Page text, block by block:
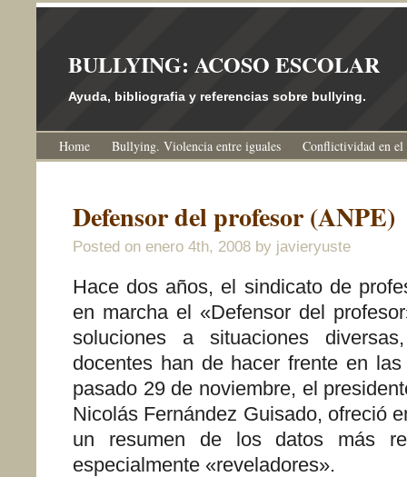
BULLYING: ACOSO ESCOLAR
Ayuda, bibliografia y referencias sobre bullying.
Home Bullying. Violencia entre iguales Conflictividad en
Defensor del profesor (ANPE)
Posted on enero 4th, 2008 by javieryuste
Hace dos años, el sindicato de
en marcha el «Defensor del
soluciones a situaciones
docentes han de hacer frente en
pasado 29 de noviembre, el
Nicolás Fernández Guisado, ofreció
un resumen de los datos más
especialmente «reveladores».